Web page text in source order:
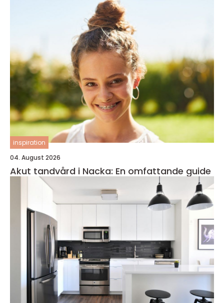
inspiration
04. August 2026
Akut tandvård i Nacka: En omfattande guide